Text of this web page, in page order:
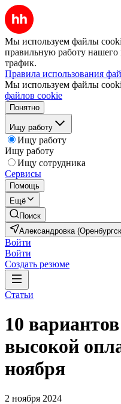
Мы используем файлы
правильную работу нашего
трафик.
Правила использования
Мы используем файлы
файлов cookie
Понятно
Ищу работу
Ищу работу
Ищу работу
Ищу сотрудника
Сервисы
Помощь
Ещё
Поиск
Александровка
Войти
Войти
Создать резюме
Статьи
10
высокой
ноября
2 ноября 2024